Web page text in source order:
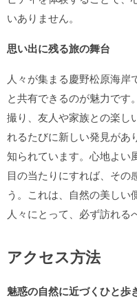
いありません。
思い出に残る旅の舞台
人々が集まる慶野松原海岸
と共有できるのが魅力です。
撮り、友人や家族との楽し
れるたびに新しい発見があ
知られています。心地よい
目の当たりにすれば、その
う。これは、自然の美しい
人々にとって、必ず訪れる
アクセス方法
魅惑の自然に近づくひと歩